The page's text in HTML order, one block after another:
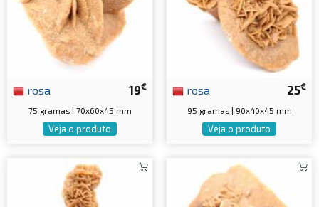
19€
rosa
75 gramas | 70x60x45 mm
Veja o produto
25€
rosa
95 gramas | 90x40x45 mm
Veja o produto